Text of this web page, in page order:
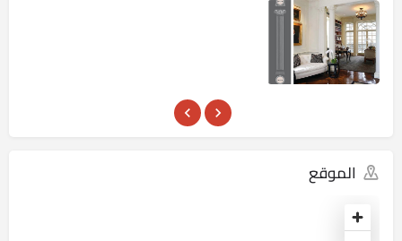
الموقع